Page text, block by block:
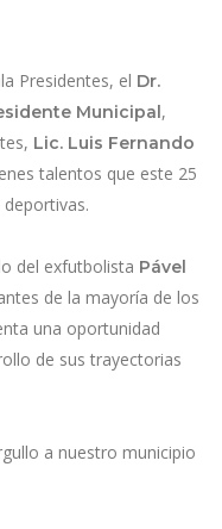
Presidentes, el Dr.
Municipal,
Lic. Luis Fernando
talentos que este 25
del exfutbolista Pável
de la mayoría de los
una oportunidad
de sus trayectorias
a nuestro municipio